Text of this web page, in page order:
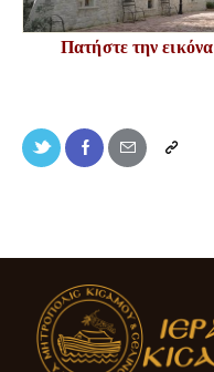
Πατήστε την